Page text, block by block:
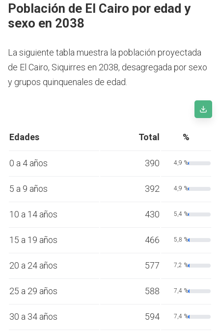
Población de El Cairo por edad y
sexo en 2038
La siguiente tabla muestra la población proyectada
de El Cairo, Siquirres en 2038, desagregada por sexo
y grupos quinquenales de edad.
Edades Total %
0 a 4 años 390 4,9 %
5 a 9 años 392 4,9 %
10 a 14 años 430 5,4 %
15 a 19 años 466 5,8 %
20 a 24 años 577 7,2 %
25 a 29 años 588 7,4 %
30 a 34 años 594 7,4 %